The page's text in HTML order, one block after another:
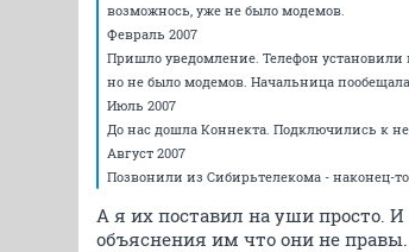
возможнось, уже не было модемов.
Февраль 2007
Пришло уведомление. Телефон установили
но не было модемов. Начальница
Июль 2007
До нас дошла Коннекта. Подключились к
Август 2007
Позвонили из Сибирьтелекома - наконец-
А я их поставил на уши просто.
объяснения им что они не